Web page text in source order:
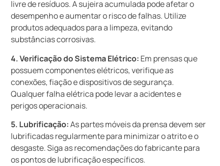
livre de resíduos. A sujeira acumulada pode afetar o
desempenho e aumentar o risco de falhas. Utilize
produtos adequados para a limpeza, evitando
substâncias corrosivas.
4. Verificação do Sistema Elétrico: Em prensas que
possuem componentes elétricos, verifique as
conexões, fiação e dispositivos de segurança.
Qualquer falha elétrica pode levar a acidentes e
perigos operacionais.
5. Lubrificação:As partes móveis da prensa devem ser
lubrificadas regularmente para minimizar o atrito e o
desgaste. Siga as recomendações do fabricante para
os pontos de lubrificação específicos.